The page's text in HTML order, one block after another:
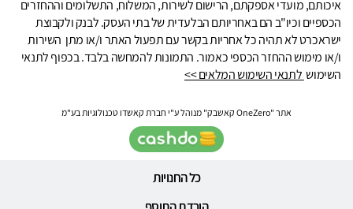
איכותם, מועדי אספקתם, הרישום לשירות, המשלוח, התשלומים וההחזרים
הכספיים וכיו"ב הם באחריותם הבלעדית של בתי העסק. לבנק ולקבוצת
ישראכרט לא תהיה כל אחריות בקשר עם תפעול האתר ו/או מתן השירות
ו/או מימוש ההחזר הכספי כאמור. התמונות להמחשה בלבד. בכפוף לתנאי
השימוש לתנאי השימוש המלאים >>
אתר "OneZero קאשבק" מנוהל ע"י חברת קאשדו טכנולוגיות בע"מ
כל החנויות